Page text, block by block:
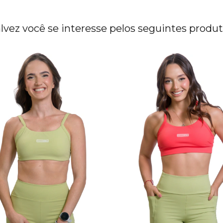
você se interesse pelos seguintes